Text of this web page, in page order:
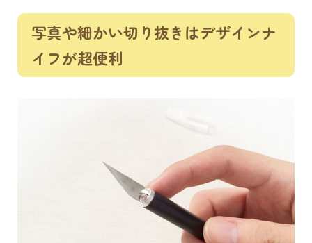
写真や細かい切り抜きはデザインナ
イフが超便利